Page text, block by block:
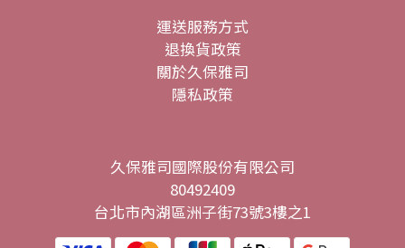
運送服務方式
退換貨政策
關於久保雅司
隱私政策
久保雅司國際股份有限公司
80492409
台北市內湖區洲子街73號3樓之1